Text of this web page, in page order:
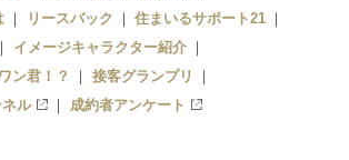
リースバック
住まいるサポート21
イメージキャラクター紹介
ン君！？
接客グランプリ
ル
成約者アンケート